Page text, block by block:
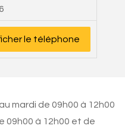
le téléphone
mardi de 09h00 à 12h00
09h00 à 12h00 et de